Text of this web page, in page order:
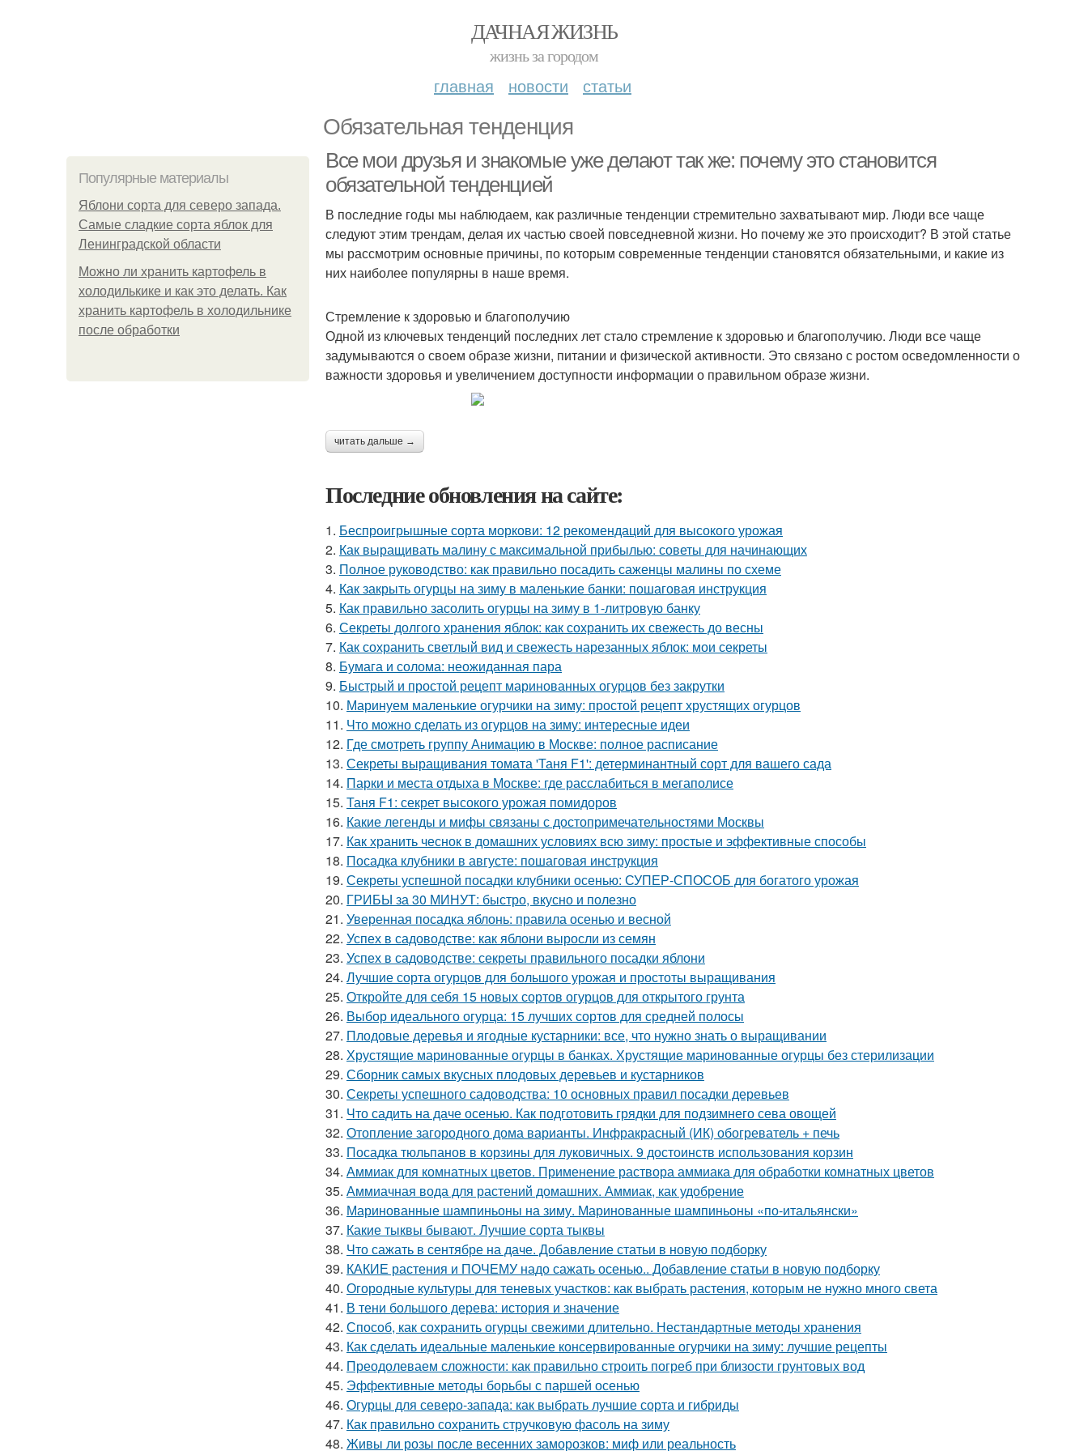
ДАЧНАЯ ЖИЗНЬ
жизнь за городом
главная новости статьи
Обязательная тенденция
Популярные материалы
Яблони сорта для северо запада.
Самые сладкие сорта яблок для
Ленинградской области
Можно ли хранить картофель в
холодилькике и как это делать. Как
хранить картофель в холодильнике
после обработки
Все мои друзья и знакомые уже делают так же: почему это становится
обязательной тенденцией
В последние годы мы наблюдаем, как различные тенденции стремительно захватывают мир. Люди все чаще
следуют этим трендам, делая их частью своей повседневной жизни. Но почему же это происходит? В этой статье
мы рассмотрим основные причины, по которым современные тенденции становятся обязательными, и какие из
них наиболее популярны в наше время.
Стремление к здоровью и благополучию
Одной из ключевых тенденций последних лет стало стремление к здоровью и благополучию. Люди все чаще
задумываются о своем образе жизни, питании и физической активности. Это связано с ростом осведомленности о
важности здоровья и увеличением доступности информации о правильном образе жизни.
читать дальше →
Последние обновления на сайте:
1. Беспроигрышные сорта моркови: 12 рекомендаций для высокого урожая
2. Как выращивать малину с максимальной прибылью: советы для начинающих
3. Полное руководство: как правильно посадить саженцы малины по схеме
4. Как закрыть огурцы на зиму в маленькие банки: пошаговая инструкция
5. Как правильно засолить огурцы на зиму в 1-литровую банку
6. Секреты долгого хранения яблок: как сохранить их свежесть до весны
7. Как сохранить светлый вид и свежесть нарезанных яблок: мои секреты
8. Бумага и солома: неожиданная пара
9. Быстрый и простой рецепт маринованных огурцов без закрутки
10. Маринуем маленькие огурчики на зиму: простой рецепт хрустящих огурцов
11. Что можно сделать из огурцов на зиму: интересные идеи
12. Где смотреть группу Анимацию в Москве: полное расписание
13. Секреты выращивания томата 'Таня F1': детерминантный сорт для вашего сада
14. Парки и места отдыха в Москве: где расслабиться в мегаполисе
15. Таня F1: секрет высокого урожая помидоров
16. Какие легенды и мифы связаны с достопримечательностями Москвы
17. Как хранить чеснок в домашних условиях всю зиму: простые и эффективные способы
18. Посадка клубники в августе: пошаговая инструкция
19. Секреты успешной посадки клубники осенью: СУПЕР-СПОСОБ для богатого урожая
20. ГРИБЫ за 30 МИНУТ: быстро, вкусно и полезно
21. Уверенная посадка яблонь: правила осенью и весной
22. Успех в садоводстве: как яблони выросли из семян
23. Успех в садоводстве: секреты правильного посадки яблони
24. Лучшие сорта огурцов для большого урожая и простоты выращивания
25. Откройте для себя 15 новых сортов огурцов для открытого грунта
26. Выбор идеального огурца: 15 лучших сортов для средней полосы
27. Плодовые деревья и ягодные кустарники: все, что нужно знать о выращивании
28. Хрустящие маринованные огурцы в банках. Хрустящие маринованные огурцы без стерилизации
29. Сборник самых вкусных плодовых деревьев и кустарников
30. Секреты успешного садоводства: 10 основных правил посадки деревьев
31. Что садить на даче осенью. Как подготовить грядки для подзимнего сева овощей
32. Отопление загородного дома варианты. Инфракрасный (ИК) обогреватель + печь
33. Посадка тюльпанов в корзины для луковичных. 9 достоинств использования корзин
34. Аммиак для комнатных цветов. Применение раствора аммиака для обработки комнатных цветов
35. Аммиачная вода для растений домашних. Аммиак, как удобрение
36. Маринованные шампиньоны на зиму. Маринованные шампиньоны «по-итальянски»
37. Какие тыквы бывают. Лучшие сорта тыквы
38. Что сажать в сентябре на даче. Добавление статьи в новую подборку
39. КАКИЕ растения и ПОЧЕМУ надо сажать осенью.. Добавление статьи в новую подборку
40. Огородные культуры для теневых участков: как выбрать растения, которым не нужно много света
41. В тени большого дерева: история и значение
42. Способ, как сохранить огурцы свежими длительно. Нестандартные методы хранения
43. Как сделать идеальные маленькие консервированные огурчики на зиму: лучшие рецепты
44. Преодолеваем сложности: как правильно строить погреб при близости грунтовых вод
45. Эффективные методы борьбы с паршей осенью
46. Огурцы для северо-запада: как выбрать лучшие сорта и гибриды
47. Как правильно сохранить стручковую фасоль на зиму
48. Живы ли розы после весенних заморозков: миф или реальность